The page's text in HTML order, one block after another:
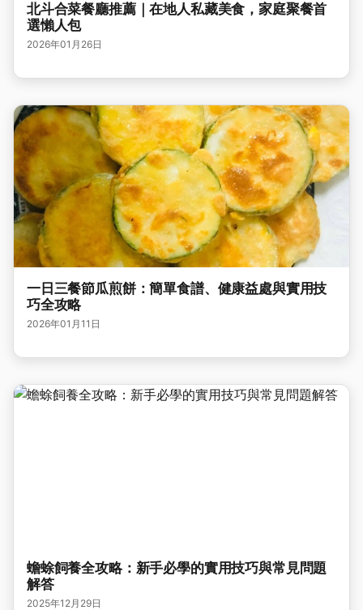
北斗合菜餐廳推薦｜在地人私藏美食，家庭聚餐首
選懶人包
2026年01月26日
一日三餐節瓜煎餅：簡單食譜、健康益處與實用技
巧全攻略
2026年01月11日
蟾蜍飼養全攻略：新手必學的實用技巧與常見問題
解答
2025年12月29日